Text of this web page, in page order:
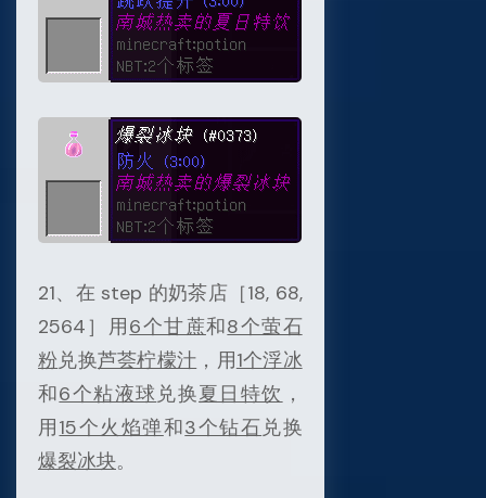
21、在 step 的奶茶店［18, 68,
2564］用6个甘蔗和8个萤石
粉兑换芦荟柠檬汁 ，用1个浮冰
和6个粘液球兑换夏日特饮 ，
用15个火焰弹和3个钻石兑换
爆裂冰块。